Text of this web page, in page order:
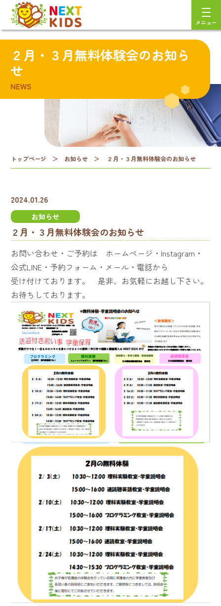
メニュー
２月・３月無料体験会のお知ら
せ
NEWS
トップページ ＞ お知らせ ＞ ２月・３月無料体験会のお知らせ
2024.01.26
お知らせ
２月・３月無料体験会のお知らせ
お問い合わせ・ご予約は ホームページ・Instagram・
公式LINE・予約フォーム・メール・電話から
受け付けております。 是非、お気軽にお越し下さい。
お待ちしております。